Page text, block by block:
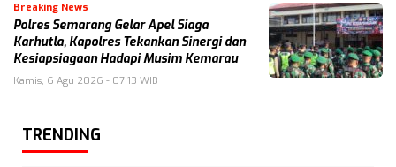
Breaking News
Polres Semarang Gelar Apel Siaga
Karhutla, Kapolres Tekankan Sinergi dan
Kesiapsiagaan Hadapi Musim Kemarau
Kamis, 6 Agu 2026 - 07:13 WIB
TRENDING